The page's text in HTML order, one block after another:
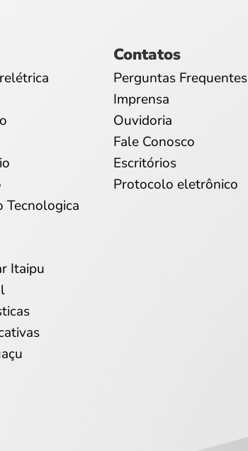
Tecnologica
Itaipu
Contatos
Perguntas Frequentes
Imprensa
Ouvidoria
Fale Conosco
Escritórios
Protocolo eletrônico